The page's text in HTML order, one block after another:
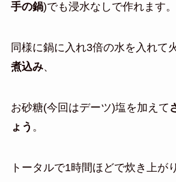
手の鍋)でも浸水なしで作れます。
同様に鍋に入れ3倍の水を入れて
煮込み、
お砂糖(今回はデーツ)塩を加えて
ょう 。
トータルで1時間ほどで炊き上が